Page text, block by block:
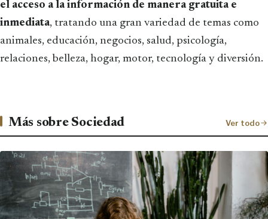
el acceso a la información de manera gratuita e
inmediata, tratando una gran variedad de temas como
animales, educación, negocios, salud, psicología,
relaciones, belleza, hogar, motor, tecnología y diversión.
Más sobre Sociedad Ver todo